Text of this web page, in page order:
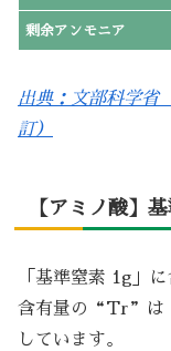
剰余アンモニア
出典：文部科学省
訂）
【アミノ酸】
「基準窒素 1g」
含有量の“Tr”は
しています。